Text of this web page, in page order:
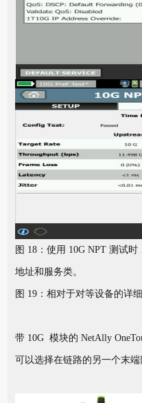
图 18：使用 10G NPT 测试
地址和服务类。
图 19：相对于对等设备的详
带 10G 模块的 NetAlly
可以选择在链路的另一个末端